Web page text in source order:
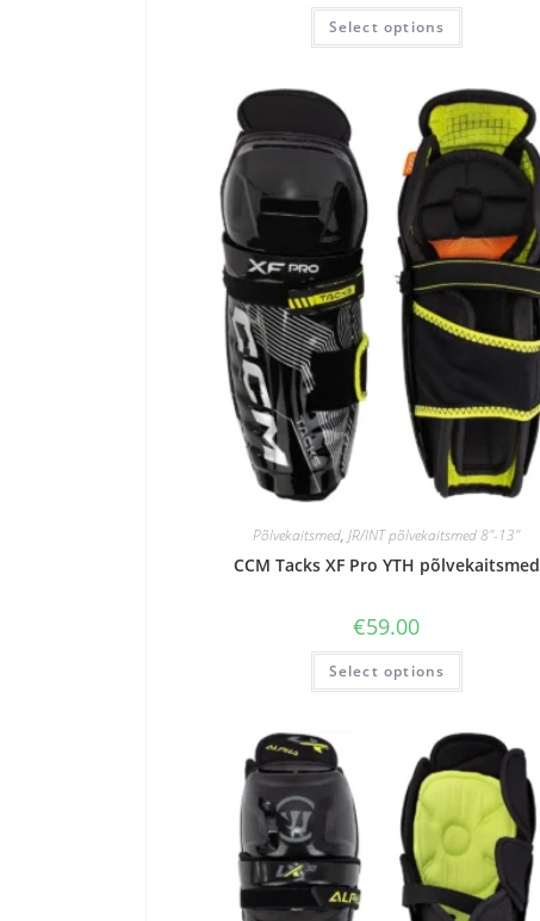
Select options
Põlvekaitsmed,JR/INT põlvekaitsmed 8"-13"
CCM Tacks XF Pro YTH põlvekaitsmed
€59.00
Select options